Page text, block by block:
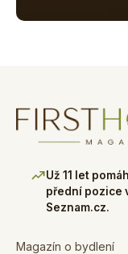
Už 11 let
přední pozice
Seznam.cz.
Magazín o bydlení